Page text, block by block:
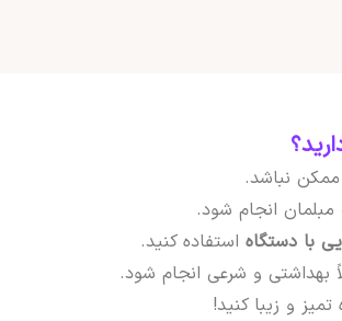
نباشد.
انجام شود.
با دستگاه استفاده کنید.
بهداشتی و شرعی انجام شود.
و زیبا کنید!